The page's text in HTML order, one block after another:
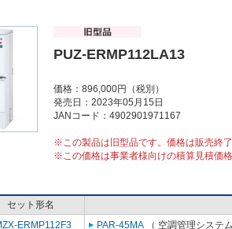
PUZ-ERMP112LA13
価格：896,000円（税別）
発売日：2023年05月15日
JANコード：4902901971167
※この製品は旧型品です。価格は販売終
※この価格は事業者様向けの積算見積価
セット形名
ERMP112F3
PAR-45MA （ 空調管理システ